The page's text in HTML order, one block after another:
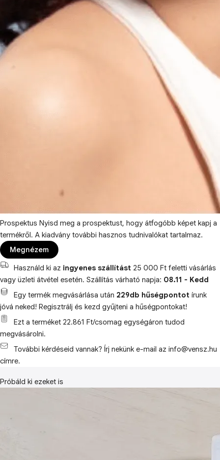
Prospektus Nyisd meg a prospektust, hogy átfogóbb képet kapj a
termékről. A kiadvány további hasznos tudnivalókat tartalmaz.
Megnézem
Használd ki az ingyenes szállítást 25 000 Ft feletti vásárlás
vagy üzleti átvétel esetén. Szállítás várható napja: 08.11 - Kedd
Egy termék megvásárlása után 229db hűségpontot írunk
jóvá neked! Regisztrálj és kezd gyűjteni a hűségpontokat!
Ezt a terméket 22.861 Ft/csomag egységáron tudod
megvásárolni.
További kérdéseid vannak? Írj nekünk e-mail az info@vensz.hu
címre.
Próbáld ki ezeket is